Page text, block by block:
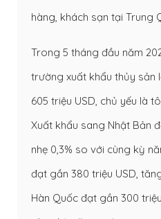
hàng, khách sạn tại Trung
Trong 5 tháng đầu năm
trường xuất khẩu thủy sản
605 triệu USD, chủ yếu là
Xuất khẩu sang Nhật Bản
nhẹ 0,3% so với cùng kỳ
đạt gần 380 triệu USD,
Hàn Quốc đạt gần 300